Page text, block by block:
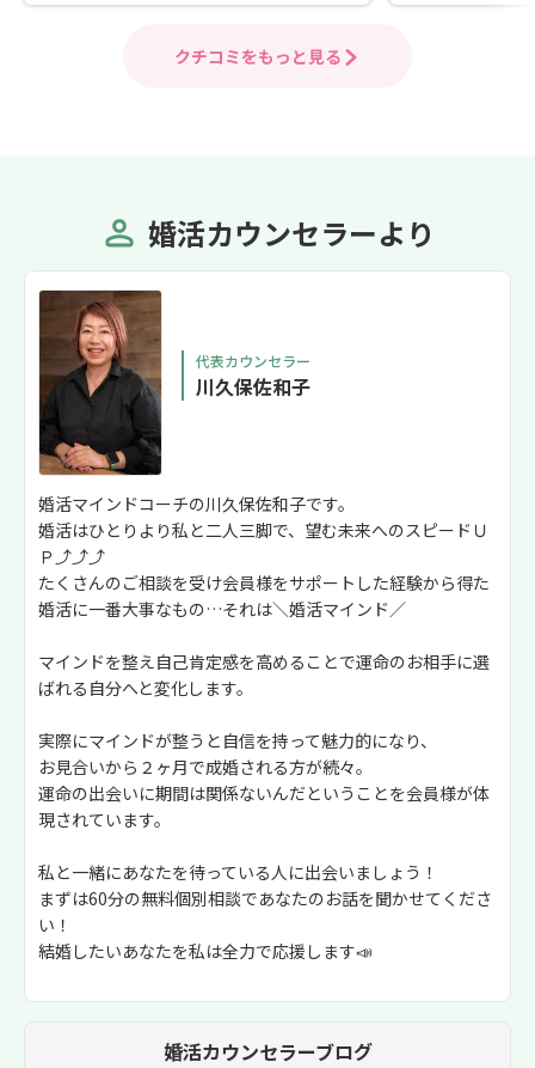
きます！面談では話を丁寧に聞いていた
クチコミをもっと見る
婚活カウンセラーより
代表カウンセラー
川久保佐和子
婚活マインドコーチの川久保佐和子です。
婚活はひとりより私と二人三脚で、望む未来へのスピードＵ
Ｐ⤴︎⤴︎⤴︎
たくさんのご相談を受け会員様をサポートした経験から得た
婚活に一番大事なもの…それは＼婚活マインド／
マインドを整え自己肯定感を高めることで運命のお相手に選
ばれる自分へと変化します。
実際にマインドが整うと自信を持って魅力的になり、
お見合いから２ヶ月で成婚される方が続々。
運命の出会いに期間は関係ないんだということを会員様が体
現されています。
私と一緒にあなたを待っている人に出会いましょう！
まずは60分の無料個別相談であなたのお話を聞かせてくださ
い！
結婚したいあなたを私は全力で応援します📣
婚活カウンセラーブログ